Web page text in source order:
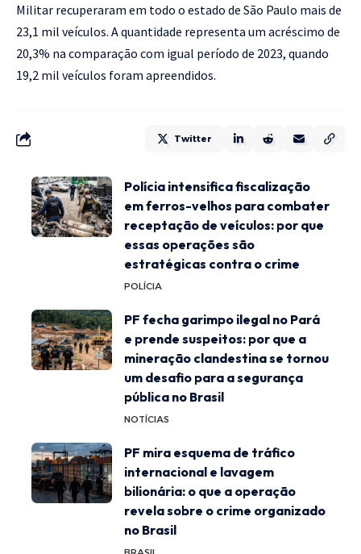
Militar recuperaram em todo o estado de São Paulo mais de
23,1 mil veículos. A quantidade representa um acréscimo de
20,3% na comparação com igual período de 2023, quando
19,2 mil veículos foram apreendidos.
Twitter
Polícia intensifica fiscalização
em ferros-velhos para combater
receptação de veículos: por que
essas operações são
estratégicas contra o crime
POLÍCIA
PF fecha garimpo ilegal no Pará
e prende suspeitos: por que a
mineração clandestina se tornou
um desafio para a segurança
pública no Brasil
NOTÍCIAS
PF mira esquema de tráfico
internacional e lavagem
bilionária: o que a operação
revela sobre o crime organizado
no Brasil